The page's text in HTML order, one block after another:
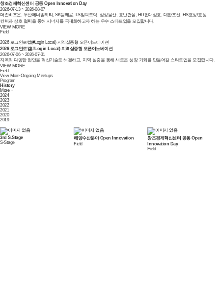
창조경제혁신센터 공동 Open Innovation Day
2026-07-13 ~ 2026-08-07
더존비즈온, 두산에너빌리티, SK텔레콤, LS일렉트릭, 삼성물산, 호반건설, HD현대삼호, 대한조선, HS효성/효성,
컨텍과 상호 협력을 통해 시너지를 극대화하고자 하는 우수 스타트업을 모집합니다.
VIEW MORE
Field
2026 로그인로컬(#Login Local) 지역실증형 오픈이노베이션
2026 로그인로컬(#Login Local) 지역실증형 오픈이노베이션
2026-07-06 ~ 2026-07-31
지역의 다양한 현안을 혁신기술로 해결하고, 지역 실증을 통해 새로운 성장 기회를 만들어갈 스타트업을 모집합니다.
VIEW MORE
Field
View More Ongoing Meetups
Program
History
More +
2024
2023
2022
2021
2020
2019
3rd S.Stage
S-Stage
해양수산분야 Open Innovation
Field
창조경제혁신센터 공동 Open
Innovation Day
Field